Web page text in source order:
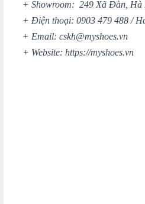
+ Showroom: 249 Xã Đàn, Hà
+ Điện thoại: 0903 479 488 /
+ Email: cskh@myshoes.vn
+ Website: https://myshoes.vn